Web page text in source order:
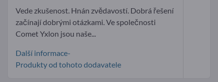
Vede zkušenost. Hnán zvědavostí. Dobrá řešení
začínají dobrými otázkami. Ve společnosti
Comet Yxlon jsou naše...
Další informace-
Produkty od tohoto dodavatele